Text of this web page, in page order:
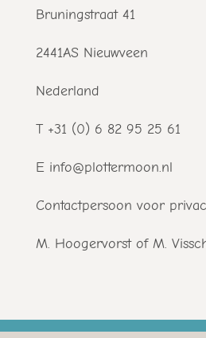
Bruningstraat 41
2441AS Nieuwveen
Nederland
T +31 (0) 6 82 95 25 61
E info@plottermoon.nl
Contactpersoon voor
M. Hoogervorst of M.